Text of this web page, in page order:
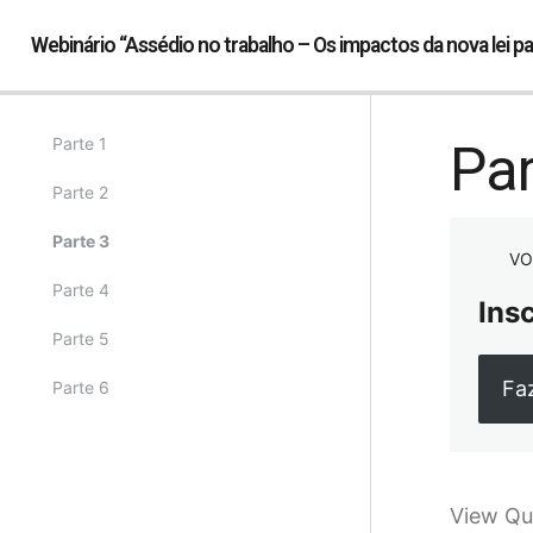
Webinário “Assédio no trabalho – Os impactos da nova lei
Parte 1
Parte 2
Parte 3
Parte 4
Parte 5
Parte 6
View